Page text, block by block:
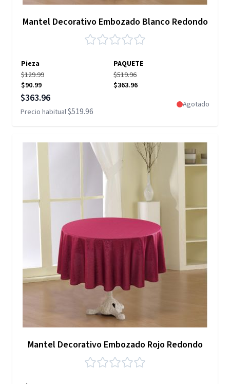
Mantel Decorativo Embozado Blanco Redondo
Pieza
PAQUETE
$129.99
$90.99
$519.96
$363.96
Precio especial
$363.96
Precio habitual$519.96
Agotado
Mantel Decorativo Embozado Rojo Redondo